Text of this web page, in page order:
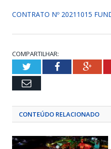
CONTRATO Nº 20211015
COMPARTILHAR:
TwitterFacebook
Email
CONTEÚDO RELACIONADO